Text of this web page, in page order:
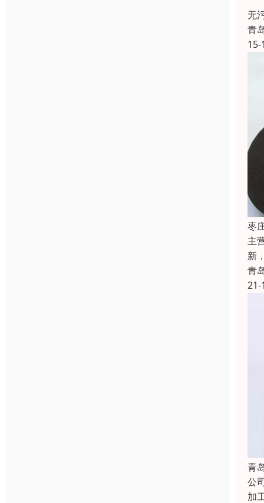
无
青
15-
枣
主
新
青
21-
青
公
加